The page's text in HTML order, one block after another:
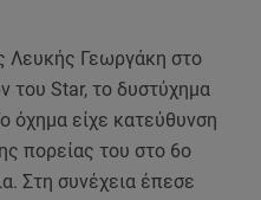
Λευκής Γεωργάκη στο
του Star, το δυστύχημα
όχημα είχε κατεύθυνση
πορείας του στο 6ο
Στη συνέχεια έπεσε